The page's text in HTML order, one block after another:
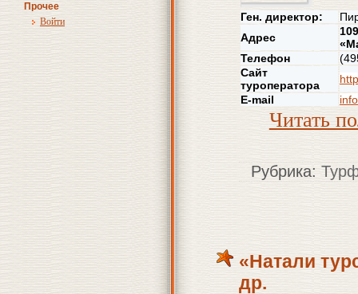
Прочее
Войти
Ген. директор:
Адрес
Телефон
Сайт
туроператора
E-mail
Читать
Рубрика:
«Натали
др.